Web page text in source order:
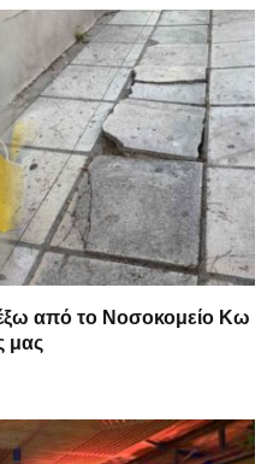
από το Νοσοκομείο Κω
μας